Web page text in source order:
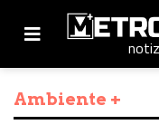
Ambiente +